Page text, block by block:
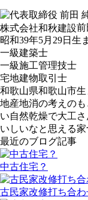
株式会社和秋建設前
昭和39年5月29日生
一級建築士
一級施工管理技士
宅地建物取引士
和歌山県和歌山市
地産地消の考えの
い自然乾燥で大工
いしいなと思える家
最近のブログ記事
中古住宅？
古民家改修打ち合わ